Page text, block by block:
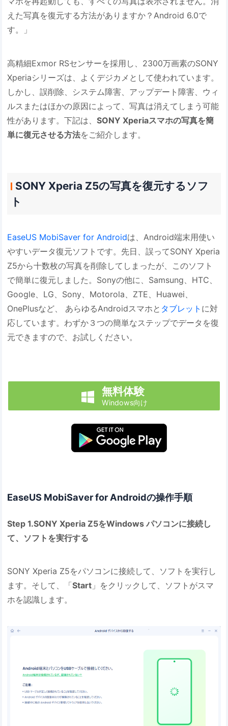
えた写真を復元する方法がありますか？Android 6.0で
す。」
高精細Exmor RSセンサーを採用し、2300万画素のSONY
Xperiaシリーズは、よくデジカメとして使われています。
しかし、誤削除、システム障害、アップデート障害、ウィ
ルスまたはほかの原因によって、写真は消えてしまう可能
性があります。下記は、SONY Xperiaスマホの写真を簡
単に復元させる方法をご紹介します。
SONY Xperia Z5の写真を復元するソフ
ト
EaseUS MobiSaver for Androidは、Android端末用使い
やすいデータ復元ソフトです。先日、誤ってSONY Xperia
Z5から十数枚の写真を削除してしまったが、このソフト
で簡単に復元しました。Sonyの他に、Samsung、HTC、
Google、LG、Sony、Motorola、ZTE、Huawei、
OnePlusなど、 あらゆるAndroidスマホと タブレット に対
応しています。わずか３つの簡単なステップでデータを復
元できますので、お試しください。
 無料体験
Windows向け
EaseUS MobiSaver for Androidの操作手順
Step 1.SONY Xperia Z5をWindows パソコンに接続し
て、ソフトを実行する
SONY Xperia Z5をパソコンに接続して、ソフトを実行し
ます。そして、「Start 」をクリックして、ソフトがスマ
ホを認識します。